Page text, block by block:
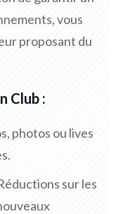
vous
proposant du
Club :
photos ou lives
sur les